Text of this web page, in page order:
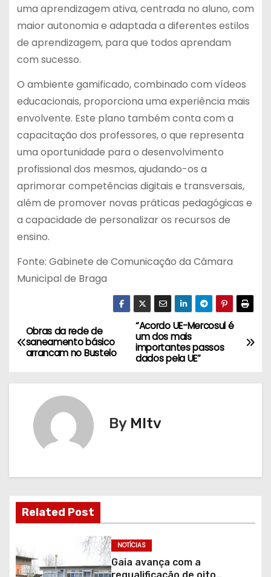
uma aprendizagem ativa, centrada no aluno, com
maior autonomia e adaptada a diferentes estilos
de aprendizagem, para que todos aprendam
com sucesso.
O ambiente gamificado, combinado com vídeos
educacionais, proporciona uma experiência mais
envolvente. Este plano também conta com a
capacitação dos professores, o que representa
uma oportunidade para o desenvolvimento
profissional dos mesmos, ajudando-os a
aprimorar competências digitais e transversais,
além de promover novas práticas pedagógicas e
a capacidade de personalizar os recursos de
ensino.
Fonte: Gabinete de Comunicação da Câmara
Municipal de Braga
N
a
v
ç
ã
d
“Acordo UE-Mercosul é
um dos mais
importantes passos
dados pela UE”
Obras da rede de
saneamento básico
arrancam no Bustelo
By MItv
Related Post
NOTÍCIAS
Gaia avança com a